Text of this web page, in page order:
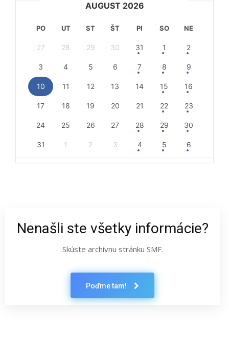
AUGUST 2026
PO UT ST ŠT PI SO NE
27 28 29 30 31 1 2
3 4 5 6 7 8 9
10 11 12 13 14 15 16
17 18 19 20 21 22 23
24 25 26 27 28 29 30
31 1 2 3 4 5 6
Nenašli ste všetky informácie?
Skúste archívnu stránku SMF.
Poďme tam!